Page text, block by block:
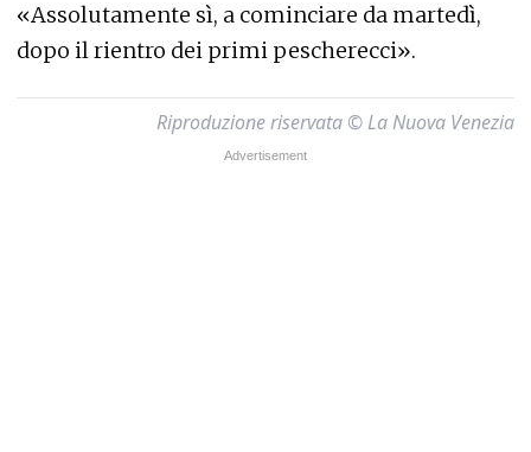
«Assolutamente sì, a cominciare da martedì,
dopo il rientro dei primi pescherecci».
Riproduzione riservata © La Nuova Venezia